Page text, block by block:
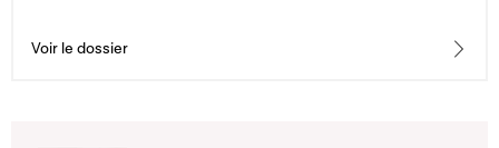
Voir le dossier